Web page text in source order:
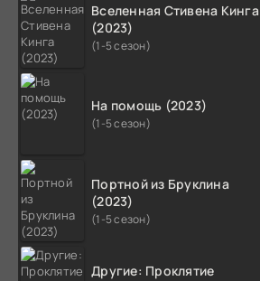
Вселенная Стивена Кинга
(2023)
(1-5 сезон)
На помощь (2023)
(1-5 сезон)
Портной из Бруклина
(2023)
(1-5 сезон)
Другие: Проклятие